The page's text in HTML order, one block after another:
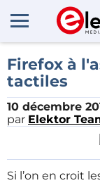
Firefox à
tactiles
10 décembre
par Elektor
Si l’on en croit